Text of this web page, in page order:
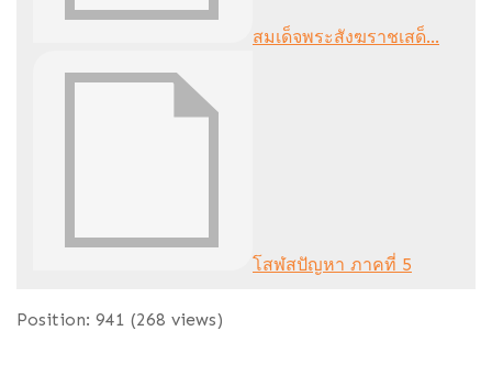
สมเด็จพระสังฆราชเสด็...
โสฬสปัญหา ภาคที่ 5
Position: 941 (268 views)